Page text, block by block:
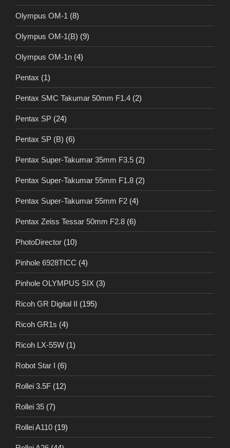
Olympus OM-1 (8)
Olympus OM-1(B) (9)
Olympus OM-1n (4)
Pentax (1)
Pentax SMC Takumar 50mm F1.4 (2)
Pentax SP (24)
Pentax SP (B) (6)
Pentax Super-Takumar 35mm F3.5 (2)
Pentax Super-Takumar 55mm F1.8 (2)
Pentax Super-Takumar 55mm F2 (4)
Pentax Zeiss Tessar 50mm F2.8 (6)
PhotoDirector (10)
Pinhole 6928TICC (4)
Pinhole OLYMPUS SIX (3)
Ricoh GR Digital II (195)
Ricoh GR1s (4)
Ricoh LX-55W (1)
Robot Star I (6)
Rollei 3.5F (12)
Rollei 35 (7)
Rollei A110 (19)